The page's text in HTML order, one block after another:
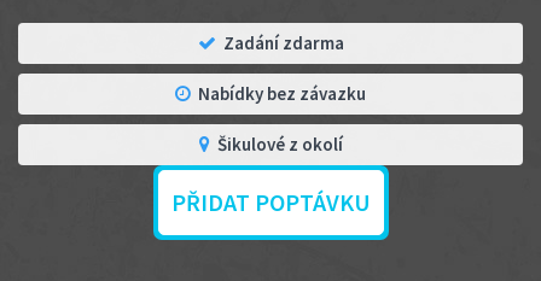
Zadání zdarma
Nabídky bez závazku
Šikulové z okolí
PŘIDAT POPTÁVKU